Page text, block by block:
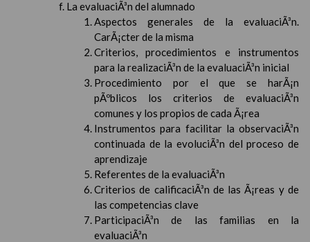
La evaluaciÃ³n del alumnado
Aspectos generales de la evaluaciÃ³n.
CarÃ¡cter de la misma
Criterios, procedimientos e instrumentos
para la realizaciÃ³n de la evaluaciÃ³n inicial
Procedimiento por el que se harÃ¡n
pÃºblicos los criterios de evaluaciÃ³n
comunes y los propios de cada Ã¡rea
Instrumentos para facilitar la observaciÃ³n
continuada de la evoluciÃ³n del proceso de
aprendizaje
Referentes de la evaluaciÃ³n
Criterios de calificaciÃ³n de las Ã¡reas y de
las competencias clave
ParticipaciÃ³n de las familias en la
evaluaciÃ³n